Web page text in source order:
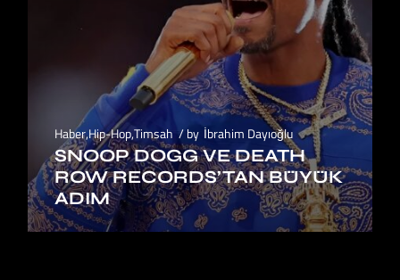
Haber,Hip-Hop,Timsah by İbrahim Dayıoğlu
SNOOP DOGG VE DEATH
ROW RECORDS’TAN BÜYÜK
ADIM